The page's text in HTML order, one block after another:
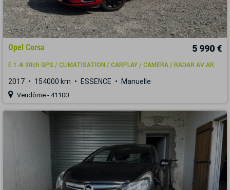
Opel Corsa 5 990 €
E 1.4i 90ch GPS / CLIMATISATION / CARPLAY / CAMERA / RADAR AV AR
2017 154000 km ESSENCE Manuelle
Vendôme - 41100